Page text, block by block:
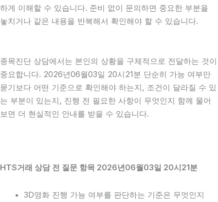
하게 이해할 수 있습니다. 준비 없이 문의하면 중요한 부분을
놓치거나 같은 내용을 반복해서 확인해야 할 수 있습니다.
종목진단 상담에서는 본인의 상황을 구체적으로 전달하는 것이
중요합니다. 2026년06월03일 20시21분 단순히 가능 여부만
묻기보다 어떤 기준으로 확인해야 하는지, 조건이 달라질 수 있
는 부분이 있는지, 진행 전 필요한 사항이 무엇인지 함께 물어
보면 더 현실적인 안내를 받을 수 있습니다.
HTS거래 상담 전 질문 항목 2026년06월03일 20시21분
3D영화 진행 가능 여부를 판단하는 기준은 무엇인지